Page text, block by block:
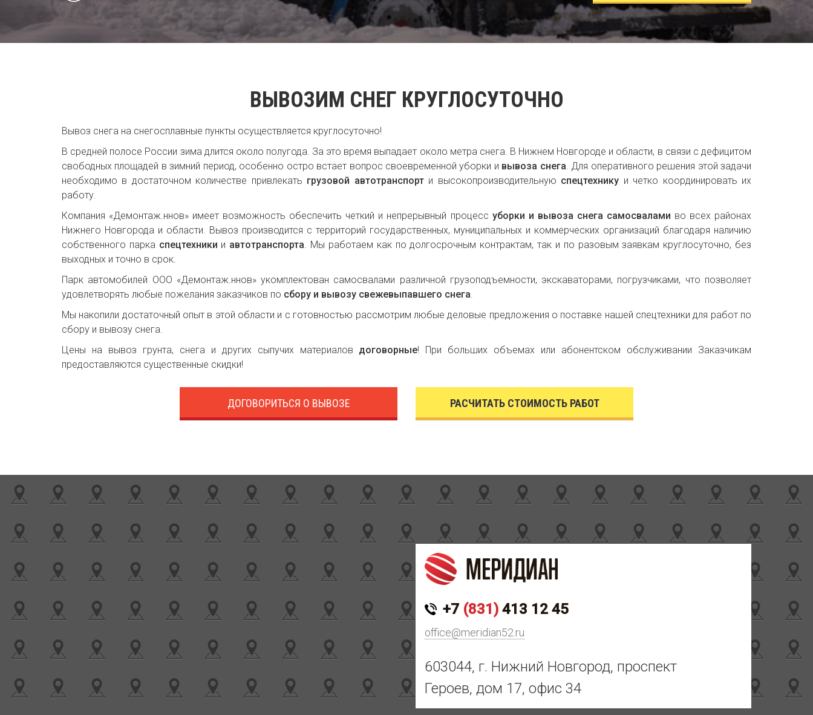
ВЫВОЗИМ СНЕГ КРУГЛОСУТОЧНО
Вывоз снега на снегосплавные пункты осуществляется круглосуточно!
В средней полосе России зима длится около полугода. За это время выпадает около метра снега. В Нижнем Новгороде и области, в связи с дефицитом
свободных площадей в зимний период, особенно остро встает вопрос своевременной уборки и вывоза снега. Для оперативного решения этой задачи
необходимо в достаточном количестве привлекать грузовой автотранспорти высокопроизводительную спецтехнику и четко координировать их
работу.
Компания «Демонтаж.ннов» имеет возможность обеспечить четкий и непрерывный процесс уборки и вывоза снега самосвалами во всех районах
Нижнего Новгорода и области. Вывоз производится с территорий государственных, муниципальных и коммерческих организаций благодаря наличию
собственного парка спецтехники и автотранспорта. Мы работаем как по долгосрочным контрактам, так и по разовым заявкам круглосуточно, без
выходных и точно в срок.
Парк автомобилей ООО «Демонтаж.ннов» укомплектован самосвалами различной грузоподъемности, экскаваторами, погрузчиками, что позволяет
удовлетворять любые пожелания заказчиков по сбору и вывозу свежевыпавшего снега.
Мы накопили достаточный опыт в этой области и с готовностью рассмотрим любые деловые предложения о поставке нашей спецтехники для работ по
сбору и вывозу снега.
Цены на вывоз грунта, снега и других сыпучих материалов договорные! При больших объемах или абонентском обслуживании Заказчикам
предоставляются существенные скидки!
ДОГОВОРИТЬСЯ О ВЫВОЗЕ РАСЧИТАТЬ СТОИМОСТЬ РАБОТ
+7 (831) 413 12 45
office@meridian52.ru
603044, г. Нижний Новгород, проспект
Героев, дом 17, офис 34